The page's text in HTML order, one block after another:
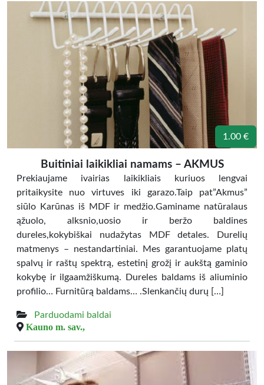
1.00 €
Buitiniai laikikliai namams – AKMUS
Prekiaujame ivairias laikikliais kuriuos lengvai
pritaikysite nuo virtuves iki garazo.Taip pat”Akmus”
siūlo Karūnas iš MDF ir medžio.Gaminame natūralaus
ąžuolo, alksnio,uosio ir beržo baldines
dureles,kokybiškai nudažytas MDF detales. Durelių
matmenys – nestandartiniai. Mes garantuojame platų
spalvų ir raštų spektrą, estetinį grožį ir aukštą gaminio
kokybę ir ilgaamžiškumą. Dureles baldams iš aliuminio
profilio… Furnitūrą baldams… .Slenkančių durų […]
Parduodami baldai
Kauno m. sav.,